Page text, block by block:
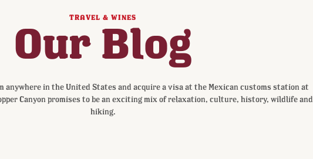
TRAVEL & WINES
Our Blog
anywhere in the United States and acquire a visa at the Mexican customs station at
Canyon promises to be an exciting mix of relaxation, culture, history, wildlife and
hiking.